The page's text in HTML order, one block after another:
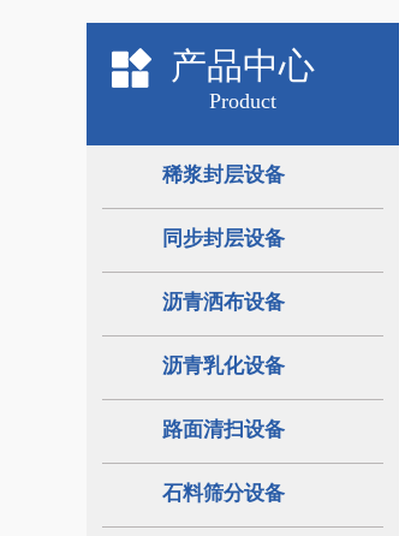
产品中心
Product
稀浆封层设备
同步封层设备
沥青洒布设备
沥青乳化设备
路面清扫设备
石料筛分设备